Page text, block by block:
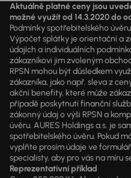
Aktuálně platné ceny jsou
možné využít od 14.3.2020 do
Podmínky spotřebitelského
Výpočet splátky je orientační a
údajích a individuálních
zákazníkovi jim zvoleným
RPSN mohou být důsledkem
zákazníka, jako např. sleva z
akční benefity, které může
případě poskytnutí finanční
zákonný údaj o výši RPSN a
úvěru. AURES Holdings a.s. je
spotřebitelského úvěru. Pokud
vyplňte prosím údaje ve
specialisty, aby pro vás na míru
Reprezentativní příklad